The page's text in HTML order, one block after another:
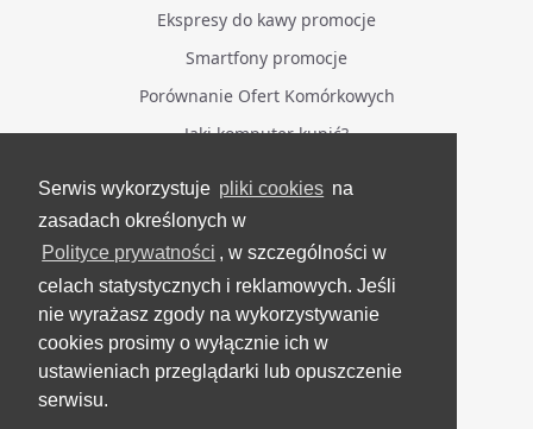
Serwis wykorzystuje pliki cookies na
zasadach określonych w
Polityce prywatności , w szczególności w
celach statystycznych i reklamowych. Jeśli
nie wyrażasz zgody na wykorzystywanie
cookies prosimy o wyłącznie ich w
ustawieniach przeglądarki lub opuszczenie
serwisu.
Ekspresy do kawy promocje
Smartfony promocje
Porównanie Ofert Komórkowych
Jaki komputer kupić?
BĄDŹ NA BIEŻĄCO
Facebook
Grupa Testerzy Videotestów
YouTube
Twitter